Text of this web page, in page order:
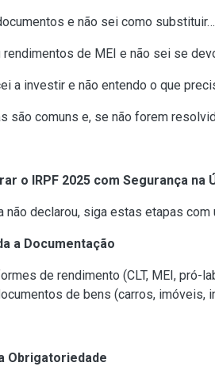
e não sei como
rendimentos de MEI e não sei se
a investir e não entendo o que
são comuns e, se não forem
o IRPF 2025 com Segurança na
não declarou, siga estas etapas com
a Documentação
de rendimento (CLT, MEI, pró-
de bens (carros, imóveis,
Obrigatoriedade